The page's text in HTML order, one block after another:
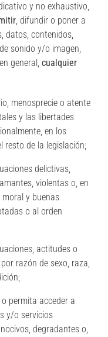
y no exhaustivo,
, difundir o poner a
datos, contenidos,
sonido y/o imagen,
general, cualquier
menosprecie o atente
y las libertades
en los
resto de la legislación;
delictivas,
violentas o, en
y buenas
o al orden
actitudes o
razón de sexo, raza,
permita acceder a
y/o servicios
degradantes o,